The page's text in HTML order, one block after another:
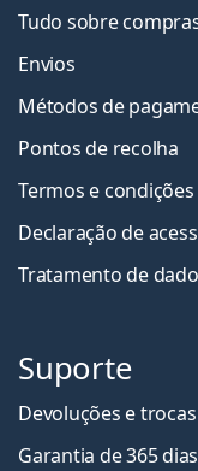
Tudo sobre
Envios
Métodos de
Pontos de recolha
Termos e
Declaração de
Tratamento de
Suporte
Devoluções e trocas
Garantia de 365 dias